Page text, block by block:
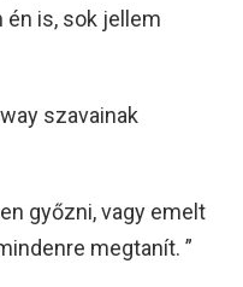
én is, sok jellem
szavainak
győzni, vagy emelt
megtanít. ”